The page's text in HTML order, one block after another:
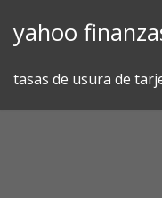
yahoo
tasas de usura de